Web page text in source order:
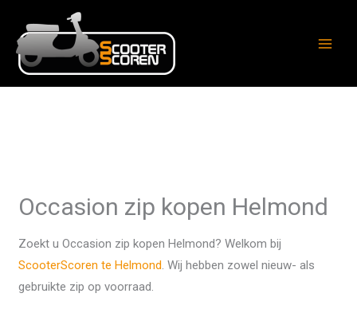
naar
inhoud
Occasion zip kopen Helmond
Zoekt u Occasion zip kopen Helmond? Welkom bij
ScooterScoren te Helmond . Wij hebben zowel nieuw- als
gebruikte zip op voorraad.